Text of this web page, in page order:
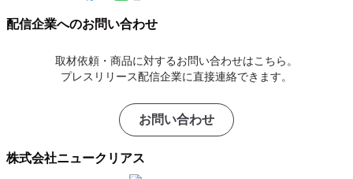
配信企業へのお問い合わせ
取材依頼・商品に対するお問い合わせはこちら。
プレスリリース配信企業に直接連絡できます。
お問い合わせ
株式会社ニュークリアス